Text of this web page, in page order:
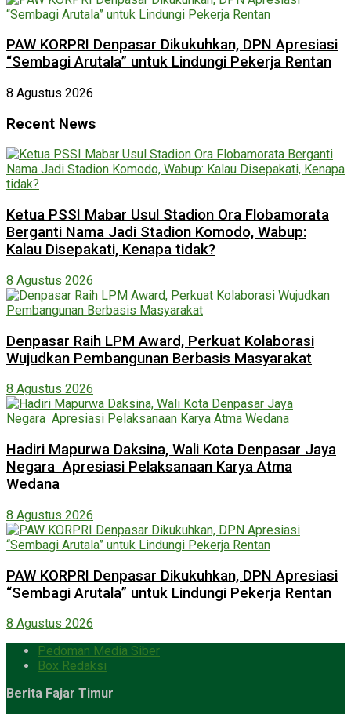
PAW KORPRI Denpasar Dikukuhkan, DPN Apresiasi
“Sembagi Arutala” untuk Lindungi Pekerja Rentan
8 Agustus 2026
Recent News
Ketua PSSI Mabar Usul Stadion Ora Flobamorata
Berganti Nama Jadi Stadion Komodo, Wabup:
Kalau Disepakati, Kenapa tidak?
8 Agustus 2026
Denpasar Raih LPM Award, Perkuat Kolaborasi
Wujudkan Pembangunan Berbasis Masyarakat
8 Agustus 2026
Hadiri Mapurwa Daksina, Wali Kota Denpasar Jaya
Negara Apresiasi Pelaksanaan Karya Atma
Wedana
8 Agustus 2026
PAW KORPRI Denpasar Dikukuhkan, DPN Apresiasi
“Sembagi Arutala” untuk Lindungi Pekerja Rentan
8 Agustus 2026
Pedoman Media Siber
Box Redaksi
Berita Fajar Timur